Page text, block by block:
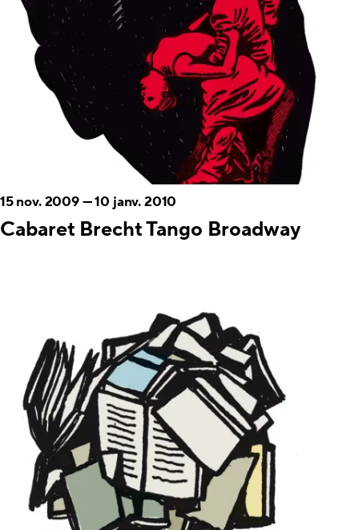
Cabaret Brecht Tango Broadway
15 nov. 2009—10 janv. 2010